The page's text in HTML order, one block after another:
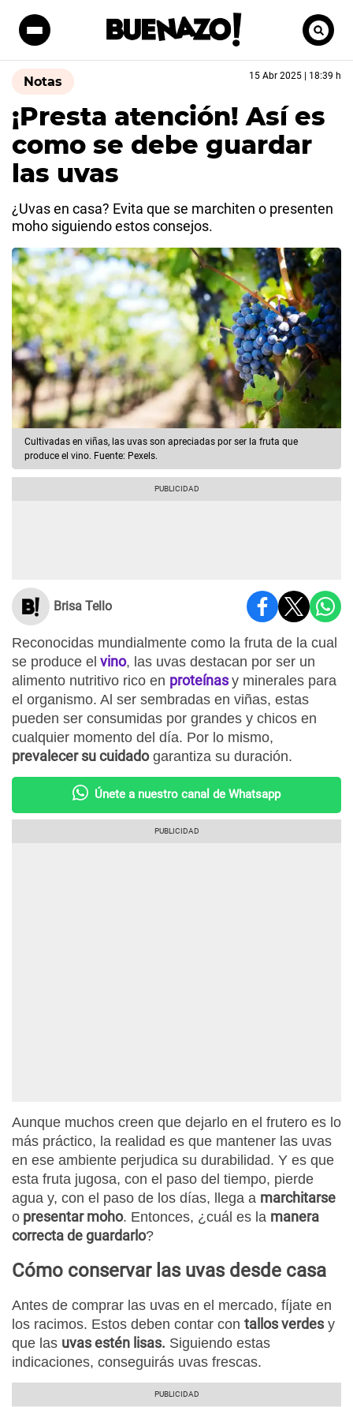
Notas 15 Abr 2025 | 18:39 h
¡Presta atención! Así es
como se debe guardar
las uvas
¿Uvas en casa? Evita que se marchiten o presenten
moho siguiendo estos consejos.
Cultivadas en viñas, las uvas son apreciadas por ser la fruta que
produce el vino. Fuente: Pexels.
Brisa Tello
Reconocidas mundialmente como la fruta de la cual
se produce el vino, las uvas destacan por ser un
alimento nutritivo rico en proteínas y minerales para
el organismo. Al ser sembradas en viñas, estas
pueden ser consumidas por grandes y chicos en
cualquier momento del día. Por lo mismo,
prevalecer su cuidadogarantiza su duración.
Únete a nuestro canal de Whatsapp
Aunque muchos creen que dejarlo en el frutero es lo
más práctico, la realidad es que mantener las uvas
en ese ambiente perjudica su durabilidad. Y es que
esta fruta jugosa, con el paso del tiempo, pierde
agua y, con el paso de los días, llega a marchitarse
o presentar moho. Entonces, ¿cuál es la manera
correcta de guardarlo?
Cómo conservar las uvas desde casa
Antes de comprar las uvas en el mercado, fíjate en
los racimos. Estos deben contar con tallos verdes y
que las uvas estén lisas. Siguiendo estas
indicaciones, conseguirás uvas frescas.